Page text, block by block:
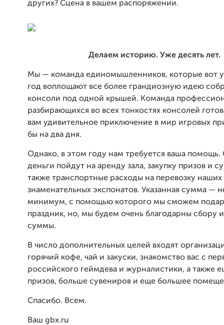
других? Сцена в вашем распоряжении.
Делаем историю. Уже десять лет.
Мы — команда единомышленников, которые вот
год воплощают все более грандиозную идею
консоли под одной крышей. Команда
разбирающихся во всех тонкостях консолей
вам удивительное приключение в мир игровых
бы на два дня.
Однако, в этом году нам требуется ваша
деньги пойдут на аренду зала, закупку призов и
также транспортные расходы на перевозку
знаменательных экспонатов. Указанная сумма —
минимум, с помощью которого мы сможем
праздник, но, мы будем очень благодарны сбору
суммы.
В число дополнительных целей входят
горячий кофе, чай и закуски, знакомство вас с
российского геймдева и журналистики, а также
призов, больше сувениров и еще большее
Спасибо. Всем.
Ваш gbx.ru